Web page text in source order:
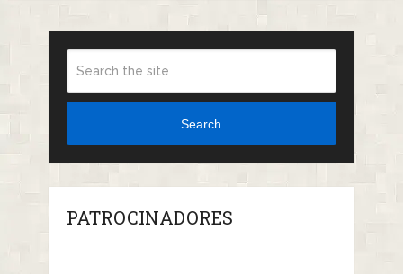
Search
PATROCINADORES